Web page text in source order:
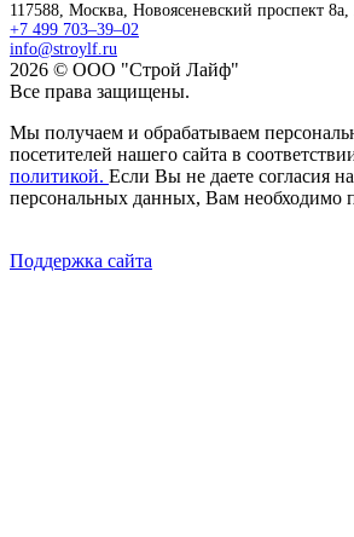
117588, Москва, Новоясеневский проспект
+7 499 703–39–02
info@stroylf.ru
2026 © ООО "Строй Лайф"
Все права защищены.
Мы получаем и обрабатываем
посетителей нашего сайта в
политикой. Если Вы не даете согласия
персональных данных, Вам необходимо
Поддержка сайта